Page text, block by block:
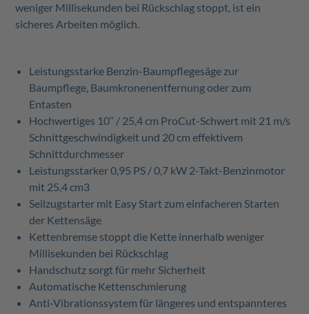
weniger Millisekunden bei Rückschlag stoppt, ist ein
sicheres Arbeiten möglich.
Leistungsstarke Benzin-Baumpflegesäge zur
Baumpflege, Baumkronenentfernung oder zum
Entasten
Hochwertiges 10‘‘ / 25,4 cm ProCut-Schwert mit 21 m/s
Schnittgeschwindigkeit und 20 cm effektivem
Schnittdurchmesser
Leistungsstarker 0,95 PS / 0,7 kW 2-Takt-Benzinmotor
mit 25,4 cm3
Seilzugstarter mit Easy Start zum einfacheren Starten
der Kettensäge
Kettenbremse stoppt die Kette innerhalb weniger
Millisekunden bei Rückschlag
Handschutz sorgt für mehr Sicherheit
Automatische Kettenschmierung
Anti-Vibrationssystem für längeres und entspannteres